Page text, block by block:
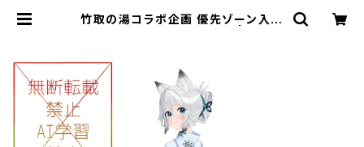
竹取の湯コラボ企画 優先ゾーン入場